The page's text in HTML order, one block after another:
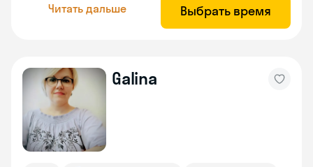
Читать дальше Выбрать время
Galina